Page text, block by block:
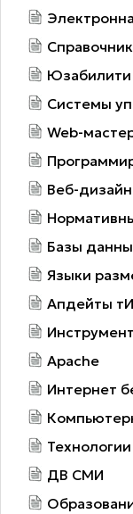
Юзабилити
Системы
Web-
Веб-дизайн
Базы
Языки
Апдейты
Apache
Интернет
ДВ СМИ